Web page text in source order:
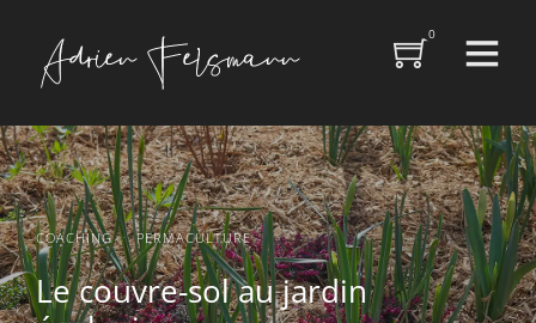
0
COACHING·PERMACULTURE
Le couvre-sol au jardin